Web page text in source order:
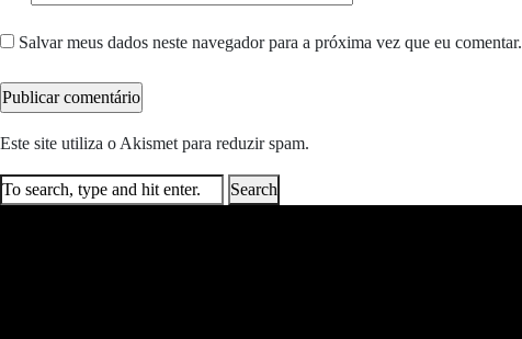
Salvar meus dados neste navegador para a próxima vez que eu comentar.
Este site utiliza o Akismet para reduzir spam.
Search